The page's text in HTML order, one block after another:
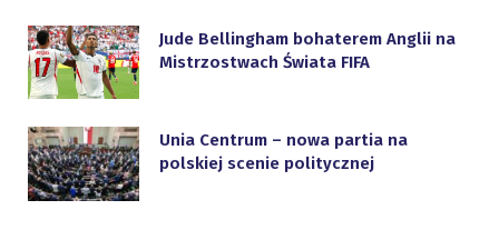
Jude Bellingham bohaterem Anglii na
Mistrzostwach Świata FIFA
Unia Centrum – nowa partia na
polskiej scenie politycznej